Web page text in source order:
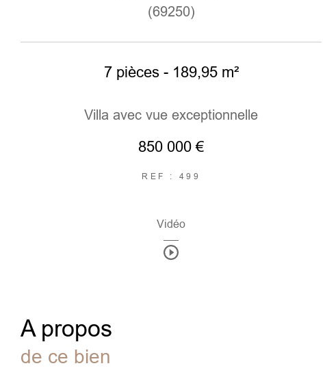
(69250)
7 pièces - 189,95 m²
Villa avec vue exceptionnelle
850 000 €
REF : 499
Vidéo
a propos
de ce bien